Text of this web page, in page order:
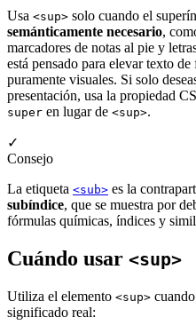
Usa <sup> solo cuando el
semánticamente necesario,
marcadores de notas al pie y
está pensado para elevar texto
puramente visuales. Si solo
presentación, usa la propiedad
super en lugar de <sup>.
✓
Consejo
La etiqueta <sub> es la
subíndice, que se muestra por
fórmulas químicas, índices y
Cuándo usar <sup>
Utiliza el elemento <sup>
significado real: